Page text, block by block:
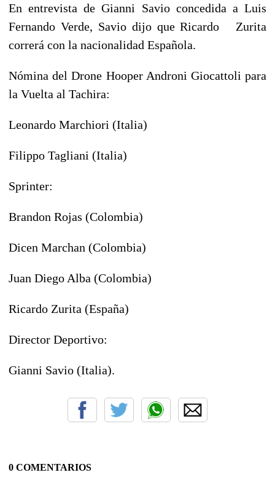
En entrevista de Gianni Savio concedida a Luis
Fernando Verde, Savio dijo que Ricardo Zurita
correrá con la nacionalidad Española.
Nómina delDrone Hooper Androni Giocattoli para
la Vuelta al Tachira:
Leonardo Marchiori (Italia)
Filippo Tagliani (Italia)
Sprinter:
Brandon Rojas (Colombia)
Dicen Marchan (Colombia)
Juan Diego Alba (Colombia)
Ricardo Zurita (España)
Director Deportivo:
Gianni Savio (Italia).
0 COMENTARIOS